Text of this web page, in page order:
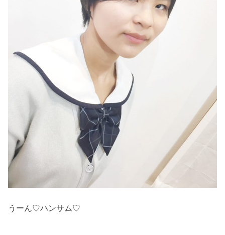
うーん♡ハンサム♡